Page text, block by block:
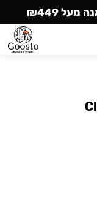
₪449